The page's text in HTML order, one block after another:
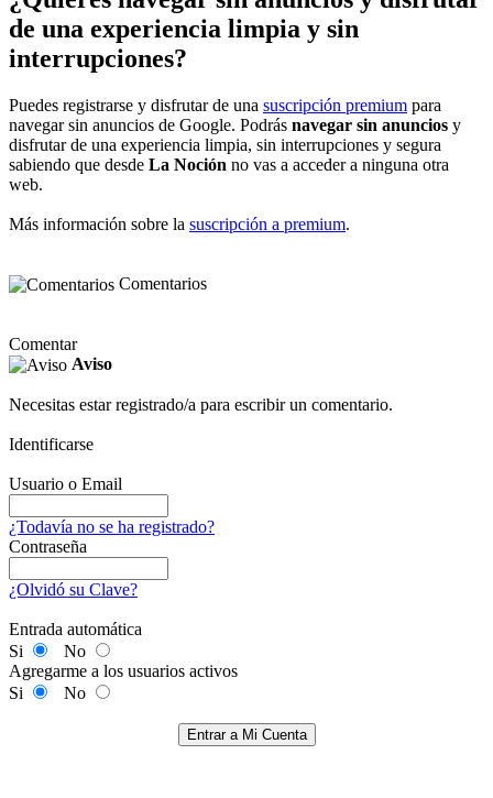
de una experiencia limpia y sin
interrupciones?
Puedes registrarse y disfrutar de una suscripción premium para
navegar sin anuncios de Google. Podrás navegar sin anuncios y
disfrutar de una experiencia limpia, sin interrupciones y segura
sabiendo que desde La Noción no vas a acceder a ninguna otra
web.
Más información sobre la suscripción a premium.
Comentarios
Comentar
Aviso
Necesitas estar registrado/a para escribir un comentario.
Identificarse
Usuario o Email
¿Todavía no se ha registrado?
Contraseña
¿Olvidó su Clave?
Entrada automática
Si
No
Agregarme a los usuarios activos
Si
No
Entrar a Mi Cuenta